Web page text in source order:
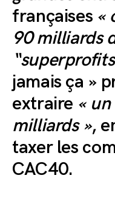
françaises «
90 milliards
“superprofits
jamais ça »
extraire «
milliards »,
taxer les
CAC40.